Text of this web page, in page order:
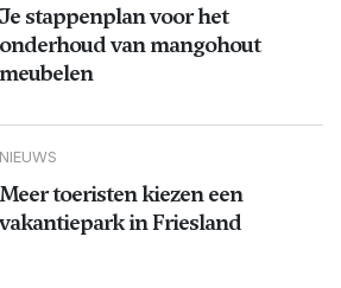
Je stappenplan voor het
onderhoud van mangohout
meubelen
NIEUWS
Meer toeristen kiezen een
in Friesland